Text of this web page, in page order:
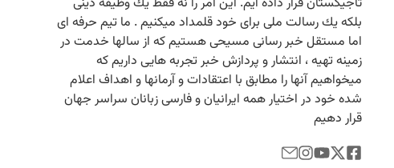
بلكه یك رسالت ملی برای خود قلمداد میكنیم . ما تیم حرفه ای
اما مستقل خبر رسانی مسیحی هستیم كه از سالها خدمت در
زمینه تهیه ، انتشار و پردازش خبر تجربه هایی داریم كه
میخواهیم آنها را مطابق با اعتقادات و آرمانها و اهداف اعلام
شده خود در اختیار همه ایرانیان و فارسی زبانان سراسر جهان
قرار دهیم